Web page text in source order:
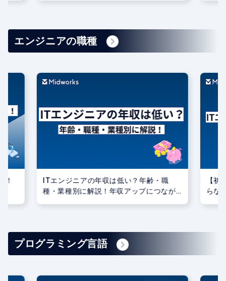
エンジニアの職種
【初心者必見】ITエンジニアに未経験か
らなるには？向いている人の特徴もご紹
【
得す
プログラミング言語